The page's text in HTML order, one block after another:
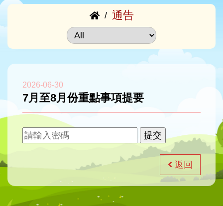
/ 通告
2026-06-30
7月至8月份重點事項提要
返回